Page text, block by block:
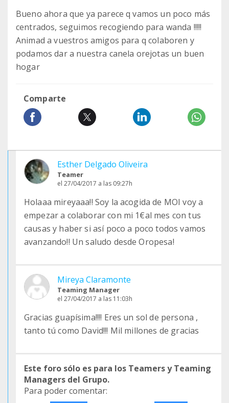
Bueno ahora que ya parece q vamos un poco más
centrados, seguimos recogiendo para wanda !!!!!
Animad a vuestros amigos para q colaboren y
podamos dar a nuestra canela orejotas un buen
hogar
Comparte
Esther Delgado Oliveira
Teamer
el 27/04/2017 a las 09:27h
Holaaa mireyaaa!! Soy la acogida de MOI voy a
empezar a colaborar con mi 1€al mes con tus
causas y haber si así poco a poco todos vamos
avanzando!! Un saludo desde Oropesa!
Mireya Claramonte
Teaming Manager
el 27/04/2017 a las 11:03h
Gracias guapísima!!!! Eres un sol de persona ,
tanto tú como David!!! Mil millones de gracias
Este foro sólo es para los Teamers y Teaming
Managers del Grupo.
Para poder comentar: